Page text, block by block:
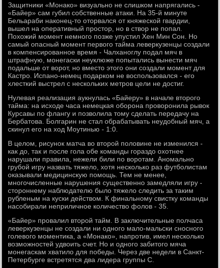
Защитники «Монако» визуально не слишком напрягались -
«Байер» сам губил собственные атаки. На 35-й минуте
Бельараби наконец-то оторвался от княжеской гвардии,
вышел на оперативный простор, но в створ не попал.
Похожий момент немного позже упустил Хен Мин Сон. Но
самый опасный момент первого тайма леверкузенцы создали
в компенсированное время - Чалханоглу подал мяч в
штрафную, монегаски неуклюже попытались вынести мяч
подальше от ворот, но вместо этого они создали момент для
Кастро. Испано-немец подарком не воспользовался - его
хлесткий выстрел с нескольких метров цели не достиг.
Нулевая реализация аукнулась «Байеру» в начале второго
тайма: на исходе часа немецкая оборона проворонила рывок
Курсавы по флангу и позволила тому сделать передачу на
Бербатова. Болгарин не стал обрабатывать неудобный мяч, а
скинул его на ход Моутинью - 1:0.
В целом, рисунок матча во второй половине не изменился -
как до, так и после гола обе команды гораздо охотнее
нарушали правила, нежели били по воротам. Аномально
грубой игру назвать тяжело, хотя несколько раз футболистам
оказывали медицинскую помощь. Тем не менее,
многочисленные нарушения существенно замедляли игру -
стороннему наблюдателю было тяжело следить за таким
рубленым на куски действом. К финальному свистку команды
насобирали неприличное количество фолов - 35.
«Байер» провалил второй тайм. В заключительные полчаса
леверкузенцы не создали ни одного мало-мальски сносного
голевого моментика, а «Монако», напротив, имел несколько
возможностей удвоить счет. Но и одного забитого мяча
монегаскам хватило для победы. Через две недели в Санкт-
Петербурге встретятся два лидера группы С.